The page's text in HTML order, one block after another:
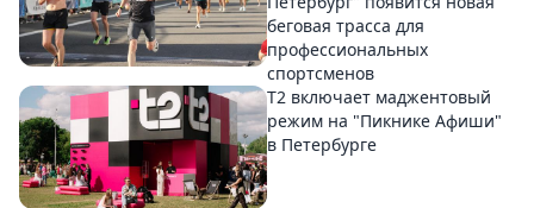
беговая трасса для
профессиональных
спортсменов
Т2 включает маджентовый
режим на "Пикнике Афиши"
в Петербурге